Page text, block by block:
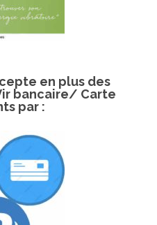
en plus des
bancaire/ Carte
par :